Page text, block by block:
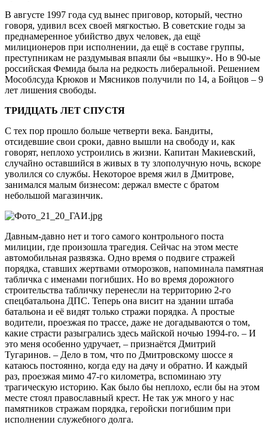
В августе 1997 года суд вынес приговор, который, честно
говоря, удивил всех своей мягкостью. В советские годы за
преднамеренное убийство двух человек, да ещё
милиционеров при исполнении, да ещё в составе группы,
преступникам не раздумывая впаяли бы «вышку». Но в 90-ые
российская Фемида была на редкость либеральной. Решением
Мособлсуда Крюков и Мясников получили по 14, а Бойцов – 9
лет лишения свободы.
ТРИДЦАТЬ ЛЕТ СПУСТЯ
С тех пор прошло больше четверти века. Бандиты,
отсидевшие свои сроки, давно вышли на свободу и, как
говорят, неплохо устроились в жизни. Капитан Макиевский,
случайно оставшийся в живых в ту злополучную ночь, вскоре
уволился со службы. Некоторое время жил в Дмитрове,
занимался малым бизнесом: держал вместе с братом
небольшой магазинчик.
Давным-давно нет и того самого контрольного поста
милиции, где произошла трагедия. Сейчас на этом месте
автомобильная развязка. Одно время о подвиге стражей
порядка, ставших жертвами отморозков, напоминала памятная
табличка с именами погибших. Но во время дорожного
строительства табличку перенесли на территорию 2-го
спецбатальона ДПС. Теперь она висит на здании штаба
батальона и её видят только стражи порядка. А простые
водители, проезжая по трассе, даже не догадываются о том,
какие страсти разыгрались здесь майской ночью 1994-го. – И
это меня особенно удручает, – признаётся Дмитрий
Тугаринов. – Дело в том, что по Дмитровскому шоссе я
катаюсь постоянно, когда еду на дачу и обратно. И каждый
раз, проезжая мимо 47-го километра, вспоминаю эту
трагическую историю. Как было бы неплохо, если бы на этом
месте стоял православный крест. Не так уж много у нас
памятников стражам порядка, геройски погибшим при
исполнении служебного долга.